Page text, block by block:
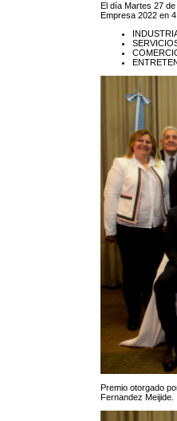
El día Martes 27
Empresa 2022 en
Premio otorgado
Fernandez Meijide.